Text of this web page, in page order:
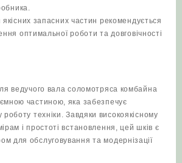
запасних частин рекомендується
оптимальної роботи та довговічності
ведучого вала соломотряса комбайна
частиною, яка забезпечує
роботу техніки. Завдяки високоякісному
і простоті встановлення, цей шків є
для обслуговування та модернізації